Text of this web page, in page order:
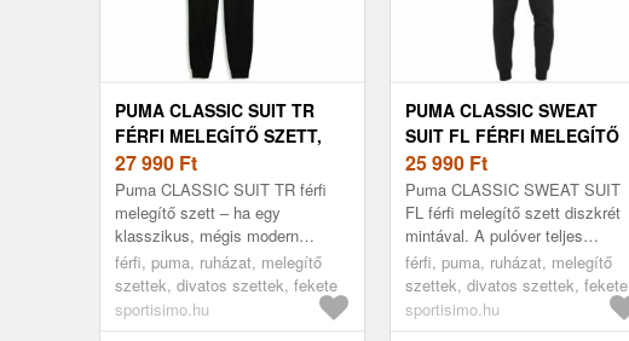
PUMA CLASSIC SUIT TR
FÉRFI MELEGÍTŐ SZETT,
FEKETE, MÉRET
27 990 Ft
Puma CLASSIC SUIT TR férfi
melegítő szett – ha egy
klasszikus, mégis modern
melegítő szettre vágysz, ez a
darab tökéletes társad lesz a
mindennapok...
férfi, puma, ruházat, melegítő
szettek, divatos szettek, fekete
sportisimo.hu
PUMA CLASSIC SWEAT
SUIT FL FÉRFI MELEGÍTŐ
SZETT, FEKETE, MÉRET
25 990 Ft
Puma CLASSIC SWEAT SUIT
FL férfi melegítő szett diszkrét
mintával. A pulóver teljes
hosszában cipzáras és gallérral
is ellátták. Alkalmas outdoor t...
férfi, puma, ruházat, melegítő
szettek, divatos szettek, fekete
sportisimo.hu